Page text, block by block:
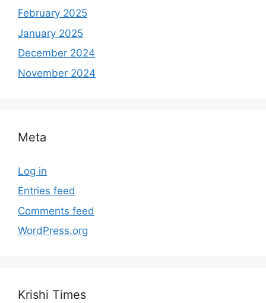
February 2025
January 2025
December 2024
November 2024
Meta
Log in
Entries feed
Comments feed
WordPress.org
Krishi Times